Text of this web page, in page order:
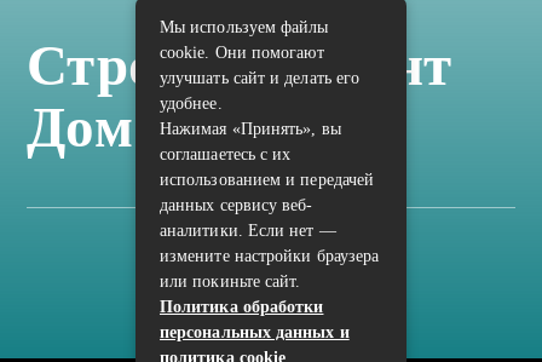
Стройка Ремонт
Дом Отделка
Карта сайта
Политика конфиденциальности
Мы используем файлы
cookie. Они помогают
улучшать сайт и делать его
удобнее.
Нажимая «Принять», вы
соглашаетесь с их
использованием и передачей
данных сервису веб-
аналитики. Если нет —
измените настройки браузера
или покиньте сайт.
Политика обработки
персональных данных и
политика cookie